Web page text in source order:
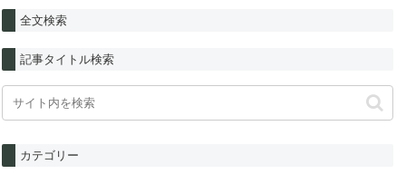
全文検索
記事タイトル検索
カテゴリー